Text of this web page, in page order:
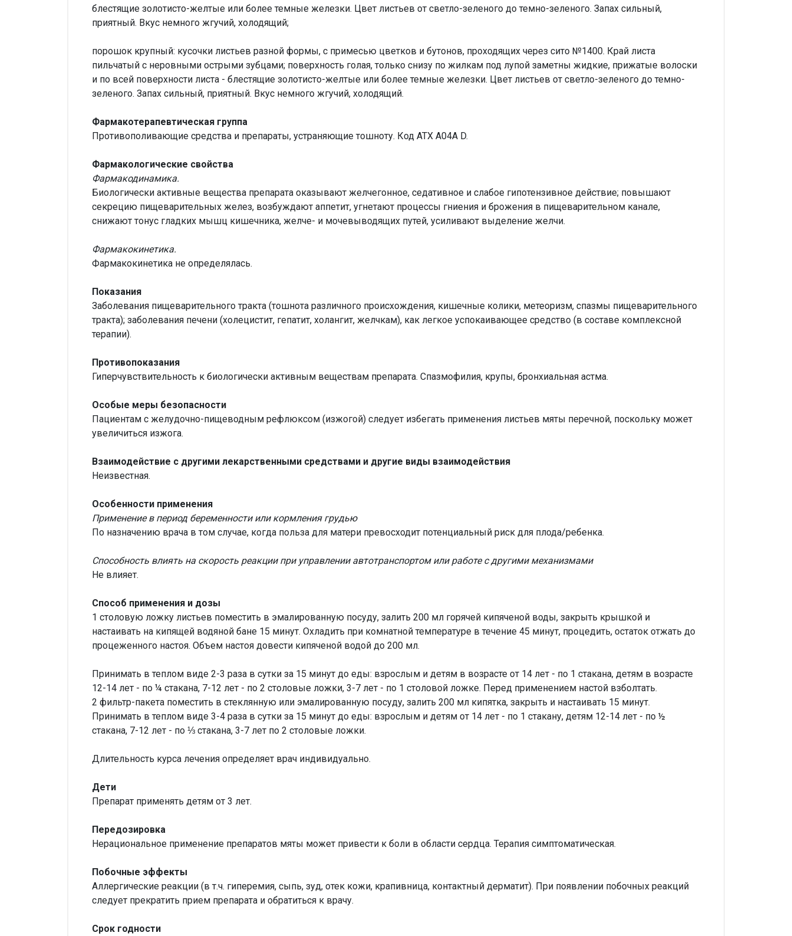
блестящие золотисто-желтые или более темные железки. Цвет листьев от светло-зеленого до темно-зеленого. Запах сильный,
приятный. Вкус немного жгучий, холодящий;
порошок крупный: кусочки листьев разной формы, с примесью цветков и бутонов, проходящих через сито №1400. Край листа
пильчатый с неровными острыми зубцами; поверхность голая, только снизу по жилкам под лупой заметны жидкие, прижатые волоски
и по всей поверхности листа - блестящие золотисто-желтые или более темные железки. Цвет листьев от светло-зеленого до темно-
зеленого. Запах сильный, приятный. Вкус немного жгучий, холодящий.
Фармакотерапевтическая группа
Противополивающие средства и препараты, устраняющие тошноту. Код АТХ А04А D.
Фармакологические свойства
Фармакодинамика.
Биологически активные вещества препарата оказывают желчегонное, седативное и слабое гипотензивное действие; повышают
секрецию пищеварительных желез, возбуждают аппетит, угнетают процессы гниения и брожения в пищеварительном канале,
снижают тонус гладких мышц кишечника, желче- и мочевыводящих путей, усиливают выделение желчи.
Фармакокинетика.
Фармакокинетика не определялась.
Показания
Заболевания пищеварительного тракта (тошнота различного происхождения, кишечные колики, метеоризм, спазмы пищеварительного
тракта); заболевания печени (холецистит, гепатит, холангит, желчкам), как легкое успокаивающее средство (в составе комплексной
терапии).
Противопоказания
Гиперчувствительность к биологически активным веществам препарата. Спазмофилия, крупы, бронхиальная астма.
Особые меры безопасности
Пациентам с желудочно-пищеводным рефлюксом (изжогой) следует избегать применения листьев мяты перечной, поскольку может
увеличиться изжога.
Взаимодействие с другими лекарственными средствами и другие виды взаимодействия
Неизвестная.
Особенности применения
Применение в период беременности или кормления грудью
По назначению врача в том случае, когда польза для матери превосходит потенциальный риск для плода/ребенка.
Способность влиять на скорость реакции при управлении автотранспортом или работе с другими механизмами
Не влияет.
Способ применения и дозы
1 столовую ложку листьев поместить в эмалированную посуду, залить 200 мл горячей кипяченой воды, закрыть крышкой и
настаивать на кипящей водяной бане 15 минут. Охладить при комнатной температуре в течение 45 минут, процедить, остаток отжать до
процеженного настоя. Объем настоя довести кипяченой водой до 200 мл.
Принимать в теплом виде 2-3 раза в сутки за 15 минут до еды: взрослым и детям в возрасте от 14 лет - по 1 стакана, детям в возрасте
12-14 лет - по ¼ стакана, 7-12 лет - по 2 столовые ложки, 3-7 лет - по 1 столовой ложке. Перед применением настой взболтать.
2 фильтр-пакета поместить в стеклянную или эмалированную посуду, залить 200 мл кипятка, закрыть и настаивать 15 минут.
Принимать в теплом виде 3-4 раза в сутки за 15 минут до еды: взрослым и детям от 14 лет - по 1 стакану, детям 12-14 лет - по ½
стакана, 7-12 лет - по ⅓ стакана, 3-7 лет по 2 столовые ложки.
Длительность курса лечения определяет врач индивидуально.
Дети
Препарат применять детям от 3 лет.
Передозировка
Нерациональное применение препаратов мяты может привести к боли в области сердца. Терапия симптоматическая.
Побочные эффекты
Аллергические реакции (в т.ч. гиперемия, сыпь, зуд, отек кожи, крапивница, контактный дерматит). При появлении побочных реакций
следует прекратить прием препарата и обратиться к врачу.
Срок годности